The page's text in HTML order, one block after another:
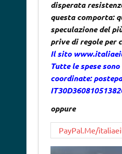
disperata
questa comporta:
speculazione del
prive di regole per
Il sito
Tutte le spese
coordinate:
oppure
PayPal.Me/